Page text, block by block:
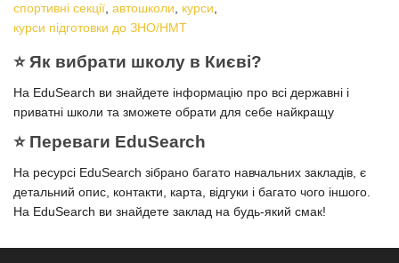
спортивні секції, автошколи, курси,
курси підготовки до ЗНО/НМТ
⭐️ Як вибрати школу в Києві?
На EduSearch ви знайдете інформацію про всі державні і
приватні школи та зможете обрати для себе найкращу
⭐️ Переваги EduSearch
На ресурсі EduSearch зібрано багато навчальних закладів, є
детальний опис, контакти, карта, відгуки і багато чого іншого.
На EduSearch ви знайдете заклад на будь-який смак!